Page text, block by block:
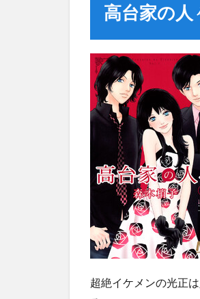
高台家の人
超絶イケメンの光正